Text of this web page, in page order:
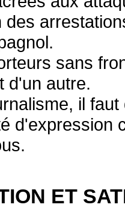
des
sans
d'un autre.
il
d'expression
ET